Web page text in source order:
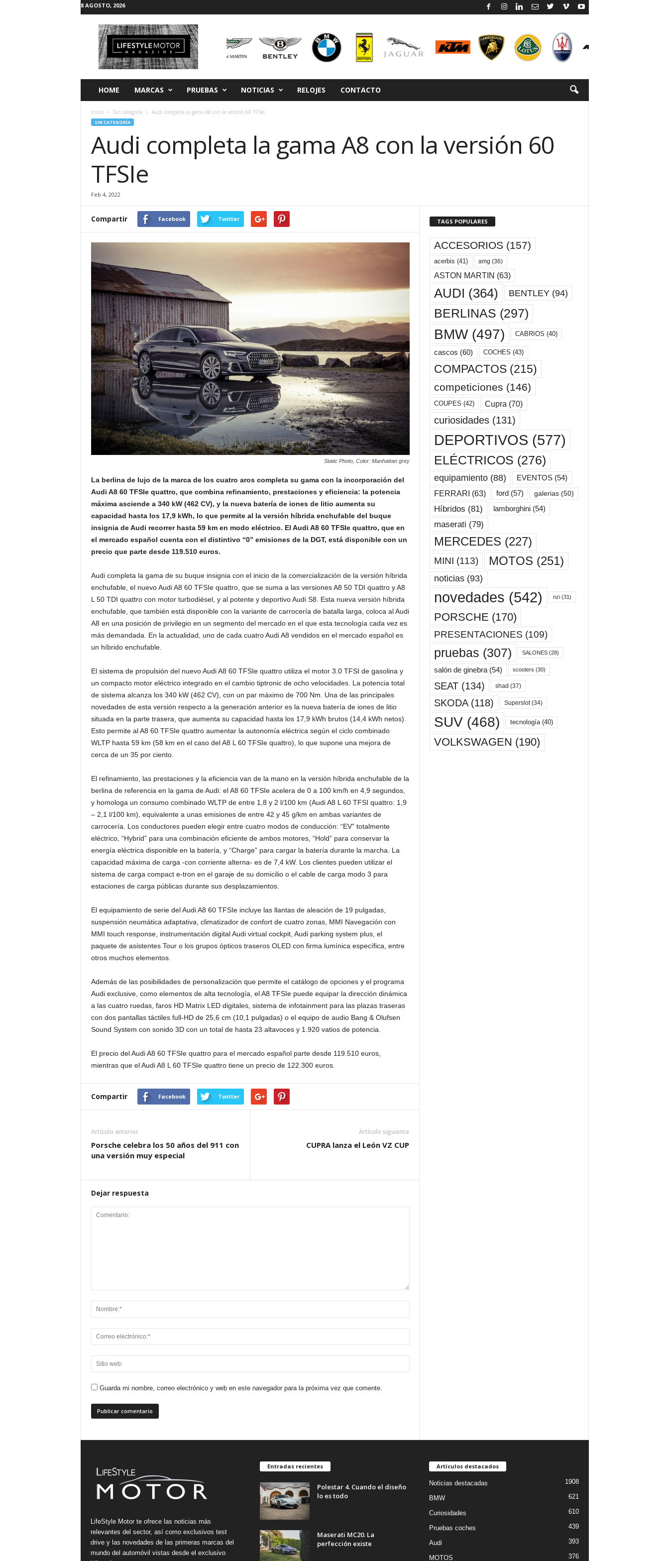
8 AGOSTO, 2026
HOME MARCAS PRUEBAS NOTICIAS RELOJES CONTACTO
Inicio Sin categoría Audi completa la gama A8 con la versión 60 TFSIe
SIN CATEGORÍA
Audi completa la gama A8 con la versión 60
TFSIe
Feb 4, 2022
Compartir Facebook Twitter
Static Photo, Color: Manhattan grey
La berlina de lujo de la marca de los cuatro aros completa su gama con la incorporación del
Audi A8 60 TFSIe quattro, que combina refinamiento, prestaciones y eficiencia: la potencia
máxima asciende a 340 kW (462 CV), y la nueva batería de iones de litio aumenta su
capacidad hasta los 17,9 kWh, lo que permite al la versión híbrida enchufable del buque
insignia de Audi recorrer hasta 59 km en modo eléctrico. El Audi A8 60 TFSIe quattro, que en
el mercado español cuenta con el distintivo “0” emisiones de la DGT, está disponible con un
precio que parte desde 119.510 euros.
Audi completa la gama de su buque insignia con el inicio de la comercialización de la versión híbrida
enchufable, el nuevo Audi A8 60 TFSIe quattro, que se suma a las versiones A8 50 TDI quattro y A8
L 50 TDI quattro con motor turbodiésel, y al potente y deportivo Audi S8. Esta nueva versión híbrida
enchufable, que también está disponible con la variante de carrocería de batalla larga, coloca al Audi
A8 en una posición de privilegio en un segmento del mercado en el que esta tecnología cada vez es
más demandada. En la actualidad, uno de cada cuatro Audi A8 vendidos en el mercado español es
un híbrido enchufable.
El sistema de propulsión del nuevo Audi A8 60 TFSIe quattro utiliza el motor 3.0 TFSI de gasolina y
un compacto motor eléctrico integrado en el cambio tiptronic de ocho velocidades. La potencia total
de sistema alcanza los 340 kW (462 CV), con un par máximo de 700 Nm. Una de las principales
novedades de esta versión respecto a la generación anterior es la nueva batería de iones de litio
situada en la parte trasera, que aumenta su capacidad hasta los 17,9 kWh brutos (14,4 kWh netos).
Esto permite al A8 60 TFSIe quattro aumentar la autonomía eléctrica según el ciclo combinado
WLTP hasta 59 km (58 km en el caso del A8 L 60 TFSIe quattro), lo que supone una mejora de
cerca de un 35 por ciento.
El refinamiento, las prestaciones y la eficiencia van de la mano en la versión híbrida enchufable de la
berlina de referencia en la gama de Audi: el A8 60 TFSIe acelera de 0 a 100 km/h en 4,9 segundos,
y homologa un consumo combinado WLTP de entre 1,8 y 2 l/100 km (Audi A8 L 60 TFSI quattro: 1,9
– 2,1 l/100 km), equivalente a unas emisiones de entre 42 y 45 g/km en ambas variantes de
carrocería. Los conductores pueden elegir entre cuatro modos de conducción: “EV” totalmente
eléctrico, “Hybrid” para una combinación eficiente de ambos motores, “Hold” para conservar la
energía eléctrica disponible en la batería, y “Charge” para cargar la batería durante la marcha. La
capacidad máxima de carga -con corriente alterna- es de 7,4 kW. Los clientes pueden utilizar el
sistema de carga compact e-tron en el garaje de su domicilio o el cable de carga modo 3 para
estaciones de carga públicas durante sus desplazamientos.
El equipamiento de serie del Audi A8 60 TFSIe incluye las llantas de aleación de 19 pulgadas,
suspensión neumática adaptativa, climatizador de confort de cuatro zonas, MMI Navegación con
MMI touch response, instrumentación digital Audi virtual cockpit, Audi parking system plus, el
paquete de asistentes Tour o los grupos ópticos traseros OLED con firma lumínica específica, entre
otros muchos elementos.
Además de las posibilidades de personalización que permite el catálogo de opciones y el programa
Audi exclusive, como elementos de alta tecnología, el A8 TFSIe puede equipar la dirección dinámica
a las cuatro ruedas, faros HD Matrix LED digitales, sistema de infotainment para las plazas traseras
con dos pantallas táctiles full-HD de 25,6 cm (10,1 pulgadas) o el equipo de audio Bang & Olufsen
Sound System con sonido 3D con un total de hasta 23 altavoces y 1.920 vatios de potencia.
El precio del Audi A8 60 TFSIe quattro para el mercado español parte desde 119.510 euros,
mientras que el Audi A8 L 60 TFSIe quattro tiene un precio de 122.300 euros.
Compartir Facebook Twitter
Artículo anterior
Porsche celebra los 50 años del 911 con
una versión muy especial
Artículo siguiente
CUPRA lanza el León VZ CUP
Dejar respuesta
Guarda mi nombre, correo electrónico y web en este navegador para la próxima vez que comente.
TAGS POPULARES
ACCESORIOS (157)
acerbis (41) amg (36)
ASTON MARTIN (63)
AUDI (364) BENTLEY(94)
BERLINAS (297)
BMW(497) CABRIOS (40)
cascos (60) COCHES (43)
COMPACTOS(215)
competiciones (146)
COUPES (42) Cupra (70)
curiosidades(131)
DEPORTIVOS (577)
ELÉCTRICOS (276)
equipamiento(88) EVENTOS(54)
FERRARI (63) ford(57) galerias(50)
Híbridos (81) lamborghini(54)
maserati (79)
MERCEDES (227)
MINI (113) MOTOS (251)
noticias(93)
novedades (542) nzi(31)
PORSCHE (170)
PRESENTACIONES (109)
pruebas (307) SALONES(28)
salón de ginebra(54) scooters (30)
SEAT(134) shad (37)
SKODA(118) Superslot(34)
SUV(468) tecnología(40)
VOLKSWAGEN (190)
LifeStyle Motor te ofrece las noticias más
relevantes del sector, así como exclusivos test
drive y las novedades de las primeras marcas del
mundo del automóvil vistas desde el exclusivo
Entradas recientes
Polestar 4. Cuando el diseño
lo es todo
Maserati MC20. La
perfección existe
Artículos destacados
Noticias destacadas 1908
BMW 621
Curiosidades 610
Pruebas coches 439
Audi 393
MOTOS 376